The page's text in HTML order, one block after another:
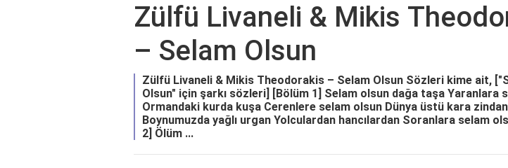
Zülfü Livaneli & Mikis
– Selam Olsun
Zülfü Livaneli & Mikis Theodorakis – Selam Olsun Sözleri kime ait,
Olsun" için şarkı sözleri] [Bölüm 1] Selam olsun dağa taşa Yaranlara
Ormandaki kurda kuşa Cerenlere selam olsun Dünya üstü kara zindan
Boynumuzda yağlı urgan Yolculardan hancılardan Soranlara selam
2] Ölüm ...